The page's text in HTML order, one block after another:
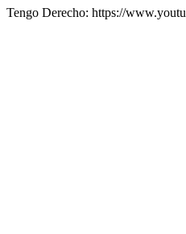
Tengo Derecho: https://